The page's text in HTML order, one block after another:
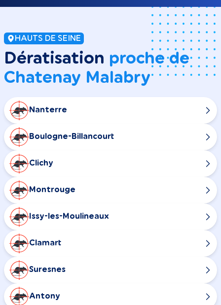
HAUTS DE SEINE
Dératisation proche de
Chatenay Malabry
Nanterre
Boulogne-Billancourt
Clichy
Montrouge
Issy-les-Moulineaux
Clamart
Suresnes
Antony